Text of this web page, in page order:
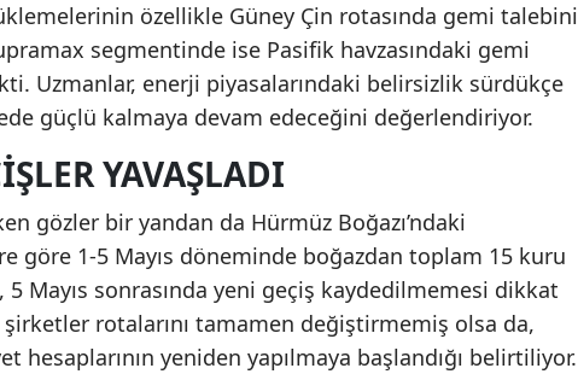
özellikle Güney Çin rotasında gemi talebini
segmentinde ise Pasifik havzasındaki gemi
Uzmanlar, enerji piyasalarındaki belirsizlik sürdükçe
güçlü kalmaya devam edeceğini değerlendiriyor.
YAVAŞLADI
gözler bir yandan da Hürmüz Boğazı’ndaki
göre 1-5 Mayıs döneminde boğazdan toplam 15 kuru
Mayıs sonrasında yeni geçiş kaydedilmemesi dikkat
şirketler rotalarını tamamen değiştirmemiş olsa da,
hesaplarının yeniden yapılmaya başlandığı belirtiliyor.